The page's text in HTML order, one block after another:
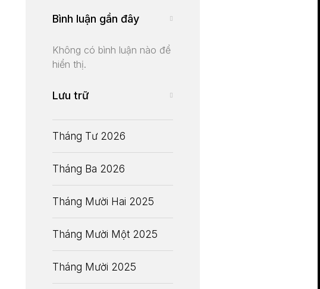
Bình luận gần đây
Không có bình luận nào để
hiển thị.
Lưu trữ
Tháng Tư 2026
Tháng Ba 2026
Tháng Mười Hai 2025
Tháng Mười Một 2025
Tháng Mười 2025